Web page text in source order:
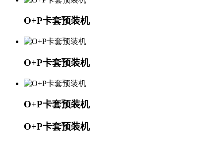
O+P卡套预装机
O+P卡套预装机
O+P卡套预装机
O+P卡套预装机